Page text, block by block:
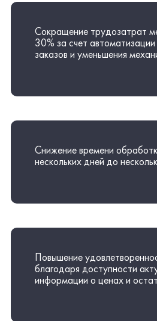
нескольких дней до
Повышение
информации о ценах и
проработки новых клиентов
стратегических задач